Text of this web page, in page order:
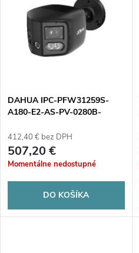
o
v
v
DAHUA IPC-PFW31259S-
A180-E2-AS-PV-0280B-
412,40 € bez DPH
507,20 €
Momentálne nedostupné
DO KOŠÍKA